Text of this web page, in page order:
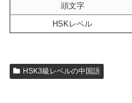
頭文字
HSKレベル
HSK3級レベルの中国語